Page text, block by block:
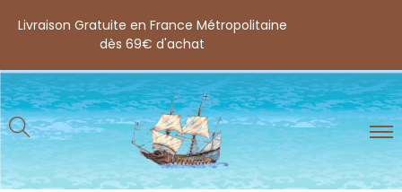
Livraison Gratuite en France Métropolitaine
dès 69€ d'achat